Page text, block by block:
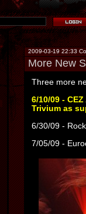
2009-03-19 22:33
More New
Three more
6/10/09 -
Trivium as
6/30/09 -
7/05/09 -